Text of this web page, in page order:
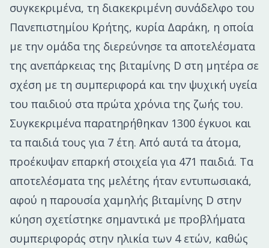
συγκεκριμένα, τη διακεκριμένη συνάδελφο του
Πανεπιστημίου Κρήτης, κυρία Δαράκη, η οποία
με την ομάδα της διερεύνησε τα αποτελέσματα
της ανεπάρκειας της βιταμίνης D στη μητέρα σε
σχέση με τη συμπεριφορά και την ψυχική υγεία
του παιδιού στα πρώτα χρόνια της ζωής του.
Συγκεκριμένα παρατηρήθηκαν 1300 έγκυοι και
τα παιδιά τους για 7 έτη. Από αυτά τα άτομα,
προέκυψαν επαρκή στοιχεία για 471 παιδιά. Τα
αποτελέσματα της μελέτης ήταν εντυπωσιακά,
αφού η παρουσία χαμηλής βιταμίνης D στην
κύηση σχετίστηκε σημαντικά με προβλήματα
συμπεριφοράς στην ηλικία των 4 ετών, καθώς